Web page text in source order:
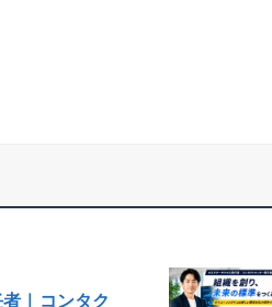
｜コンタク